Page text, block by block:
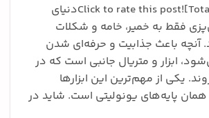
Click to rate this post![Total: 0 Average: 0]دنیای
فقط به خمیر، خامه و شکلات
باعث جذابیت و حرفه‌ای شدن
ابزار و متریال جانبی است که در
یکی از مهم‌ترین این ابزارها
پایه‌های یونولیتی است. شاید در